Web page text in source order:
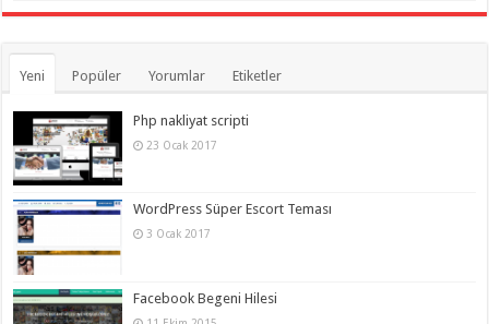
Yeni Popüler Yorumlar Etiketler
Php nakliyat scripti
23 Ocak 2017
WordPress Süper Escort Teması
3 Ocak 2017
Facebook Begeni Hilesi